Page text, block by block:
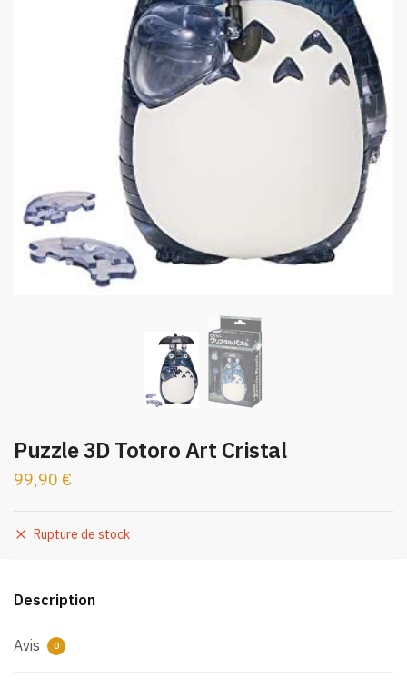
Puzzle 3D Totoro Art Cristal
99,90 €
Rupture de stock
Description
Avis 0